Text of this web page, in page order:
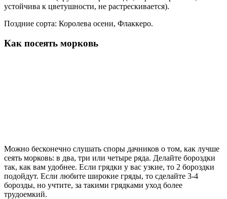
устойчива к цветушности, не растрескивается).
Поздние сорта: Королева осени, Флаккеро.
Как посеять морковь
Можно бесконечно слушать споры дачников о том, как лучше
сеять морковь: в два, три или четыре ряда. Делайте бороздки
так, как вам удобнее. Если грядки у вас узкие, то 2 бороздки
подойдут. Если любите широкие гряды, то сделайте 3-4
борозды, но учтите, за такими грядками уход более
трудоемкий.